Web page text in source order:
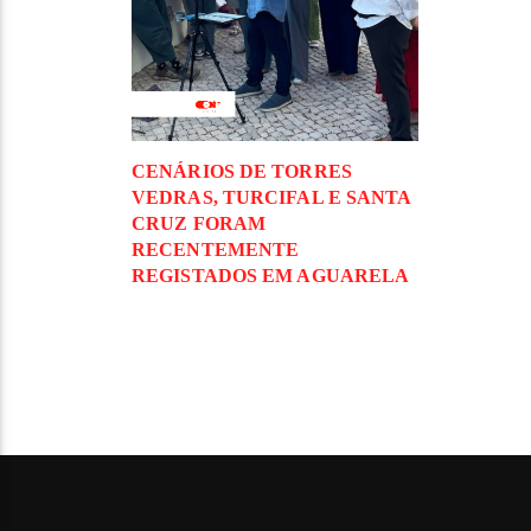
CENÁRIOS DE TORRES
VEDRAS, TURCIFAL E SANTA
CRUZ FORAM
RECENTEMENTE
REGISTADOS EM AGUARELA